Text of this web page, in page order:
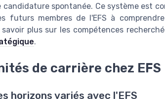
candidature spontanée. Ce système est
futurs membres de l'EFS à
plus sur les compétences
.
de carrière chez EFS
horizons variés avec l'EFS